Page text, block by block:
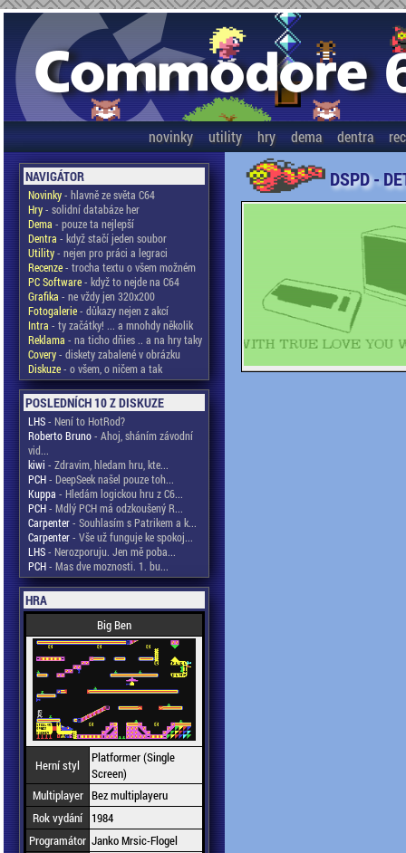
novinky utility hry dema dentra
NAVIGÁTOR
Novinky- hlavně ze světa C64
Hry- solidní databáze her
Dema - pouze ta nejlepší
Dentra - když stačí jeden soubor
Utility- nejen pro práci a legraci
Recenze- trocha textu o všem možném
PC Software- když to nejde na C64
Grafika - ne vždy jen 320x200
Fotogalerie- důkazy nejen z akcí
Intra - ty začátky! ... a mnohdy několik
Reklama - na ticho dňies .. a na hry taky
Covery- diskety zabalené v obrázku
Diskuze- o všem, o ničem a tak
POSLEDNÍCH 10 Z DISKUZE
LHS- Není to HotRod?
Roberto Bruno- Ahoj, sháním závodní
vid...
kiwi - Zdravim, hledam hru, kte...
PCH- DeepSeek našel pouze toh...
Kuppa - Hledám logickou hru z C6...
PCH- Mdlý PCH má odzkoušený R...
Carpenter- Souhlasím s Patrikem a k...
Carpenter- Vše už funguje ke spokoj...
LHS- Nerozporuju. Jen mě poba...
PCH- Mas dve moznosti. 1. bu...
HRA
Big Ben
Herní styl
Platformer (Single
Screen)
Multiplayer Bez multiplayeru
Rok vydání
1984
Programátor Janko Mrsic-Flogel
DSPD -